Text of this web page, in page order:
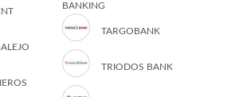
BANKING
TARGOBANK
TRIODOS BANK